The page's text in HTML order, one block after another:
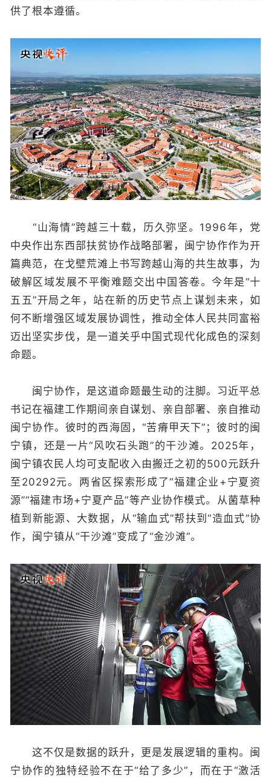
供了根本遵循。
“山海情”跨越三十载，历久弥坚。1996年，党
中央作出东西部扶贫协作战略部署，闽宁协作作为开
篇典范，在戈壁荒滩上书写跨越山海的共生故事，为
破解区域发展不平衡难题交出中国答卷。今年是“十
五五”开局之年，站在新的历史节点上谋划未来，如
何不断增强区域发展协调性，推动全体人民共同富裕
迈出坚实步伐，是一道关乎中国式现代化成色的深刻
命题。
闽宁协作，是这道命题最生动的注脚。习近平总
书记在福建工作期间亲自谋划、亲自部署、亲自推动
闽宁协作。彼时的西海固，“苦瘠甲天下”；彼时的闽
宁镇，还是一片“风吹石头跑”的干沙滩。2025年，
闽宁镇农民人均可支配收入由搬迁之初的500元跃升
至20292元。两省区探索形成了“福建企业+宁夏资
源”“福建市场+宁夏产品”等产业协作模式。从菌草种
植到新能源、大数据，从“输血式”帮扶到“造血式”协
作，闽宁镇从“干沙滩”变成了“金沙滩”。
这不仅是数据的跃升，更是发展逻辑的重构。闽
宁协作的独特经验不在于“给了多少”，而在于“激活